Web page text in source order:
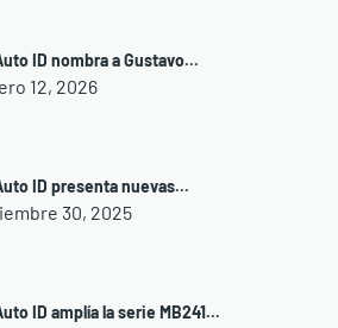
ID nombra a Gustavo...
12, 2026
ID presenta nuevas...
30, 2025
ID amplía la serie MB241...